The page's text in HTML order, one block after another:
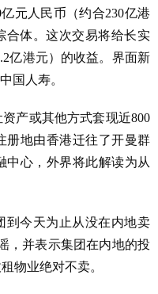
元人民币（约合230亿港
合体。这次交易将给长实
亿港元）的收益。界面新
国人寿。
产或其他方式套现近800
册地由香港迁往了开曼群
中心，外界将此解读为从
到今天为止从没在内地卖
，并表示集团在内地的投
物业绝对不卖。